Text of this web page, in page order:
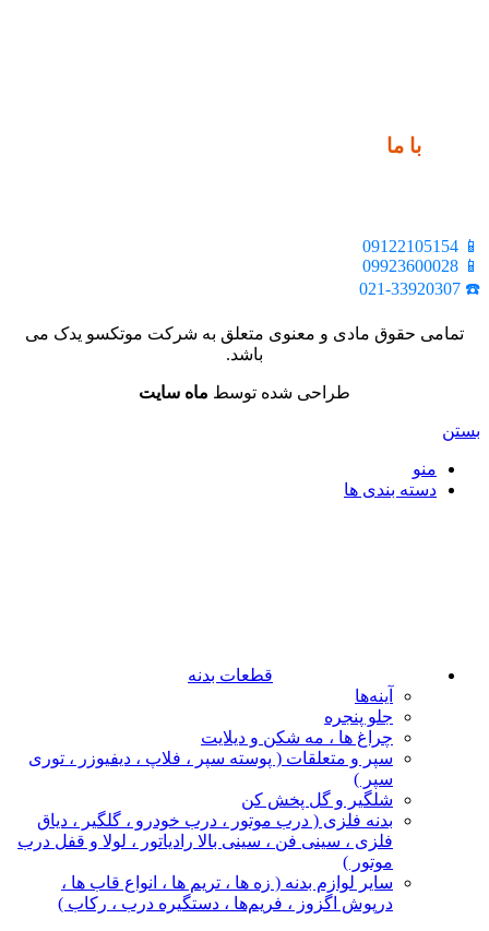
با ما
📱 09122105154
📱 09923600028
☎️ 021-33920307
تمامی حقوق مادی و معنوی متعلق به شرکت موتکسو یدک می
باشد.
طراحی شده توسط ماه سایت
بستن
منو
دسته بندی ها
قطعات بدنه
آینه‌ها
جلو پنجره
چراغ‌ ها ، مه‌ شکن و دیلایت
سپر و متعلقات ( پوسته سپر ، فلاپ ، دیفیوزر ، توری
سپر )
شلگیر و گل‌ پخش‌ کن
بدنه فلزی ( درب موتور ، درب خودرو ، گلگیر ، دیاق
فلزی ، سینی فن ، سینی بالا رادیاتور ، لولا و قفل درب
موتور )
سایر لوازم بدنه ( زه ها ، تریم ها ، انواع قاب ها ،
درپوش اگزوز ، فریم‌ها ، دستگیره درب ، رکاب )